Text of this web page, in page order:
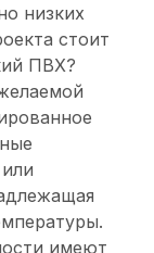
низких
стоит
ПВХ?
имеют